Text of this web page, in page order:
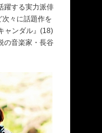
躍する実力派俳
々に話題作を
ャンダル』(18)
の音楽家・長谷